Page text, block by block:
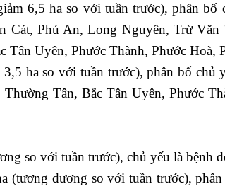
6,5 ha so với tuần trước), phân bố
Cát, Phú An, Long Nguyên, Trừ Văn
Tân Uyên, Phước Thành, Phước Hoà,
ha so với tuần trước), phân bố chủ
Tân, Bắc Tân Uyên, Phước
so với tuần trước), chủ yếu là bệnh
(tương đương so với tuần trước),